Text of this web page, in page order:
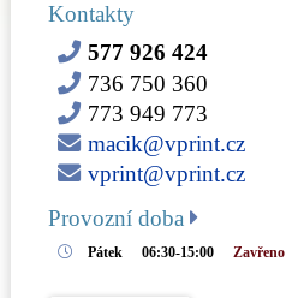
Kontakty
577 926 424
736 750 360
773 949 773
macik@vprint.cz
vprint@vprint.cz
Provozní doba
Pátek 06:30-15:00 Zavřeno